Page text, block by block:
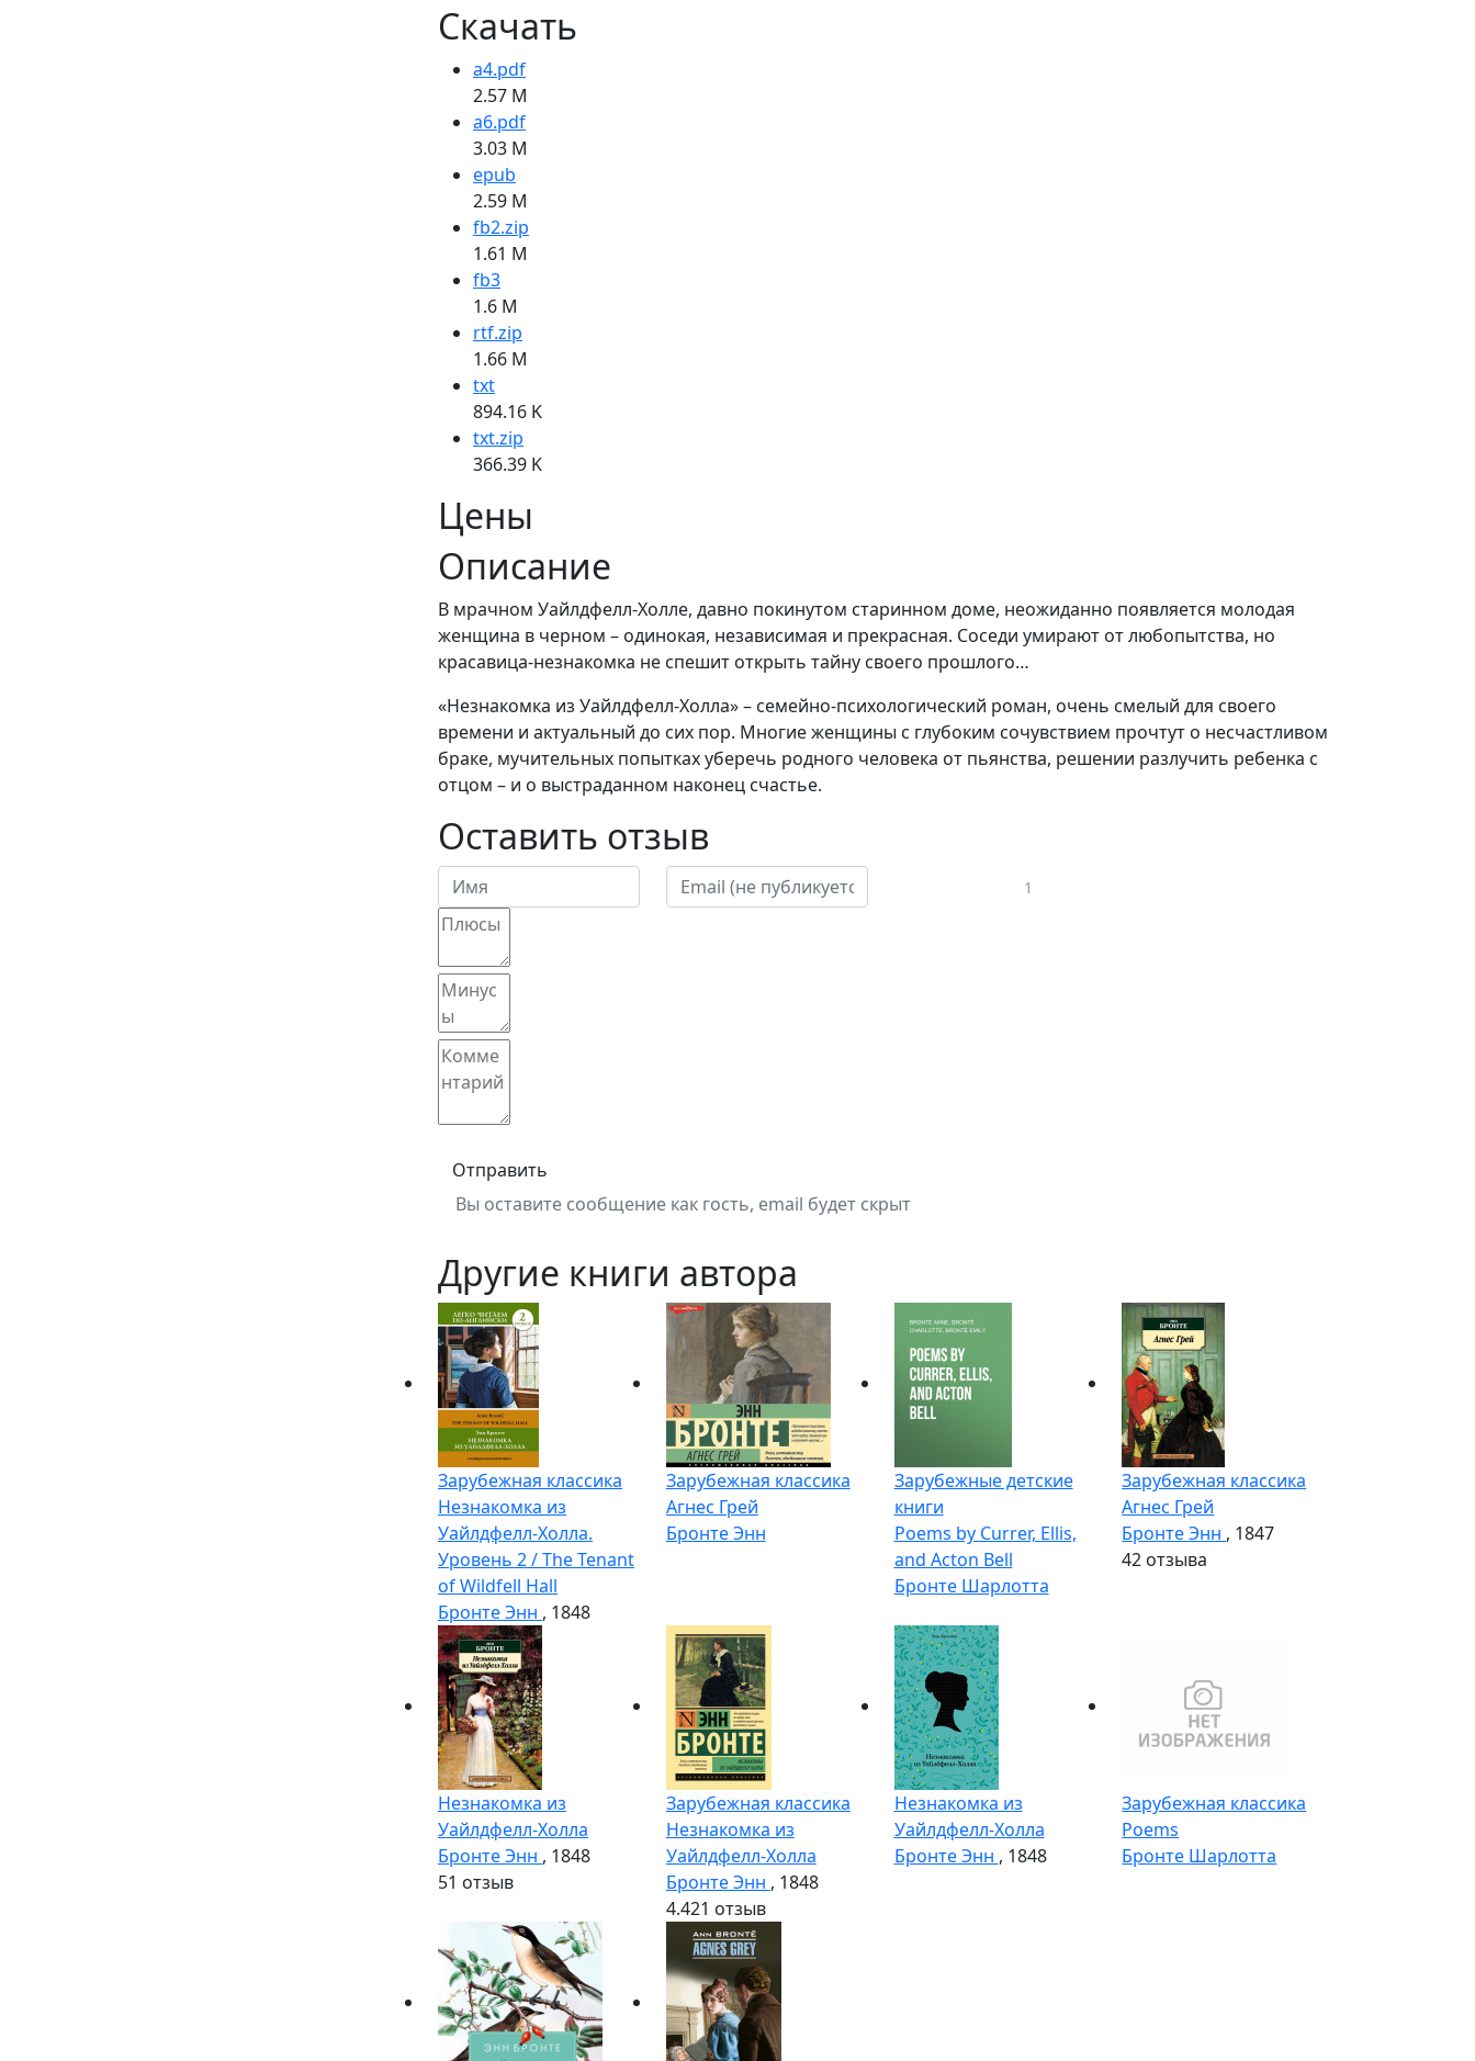
Скачать
a4.pdf
2.57 M
a6.pdf
3.03 M
epub
2.59 M
fb2.zip
1.61 M
fb3
1.6 M
rtf.zip
1.66 M
txt
894.16 K
txt.zip
366.39 K
Цены
Описание
В мрачном Уайлдфелл-Холле, давно покинутом старинном доме, неожиданно появляется молодая
женщина в черном – одинокая, независимая и прекрасная. Соседи умирают от любопытства, но
красавица-незнакомка не спешит открыть тайну своего прошлого…
«Незнакомка из Уайлдфелл-Холла» – семейно-психологический роман, очень смелый для своего
времени и актуальный до сих пор. Многие женщины с глубоким сочувствием прочтут о несчастливом
браке, мучительных попытках уберечь родного человека от пьянства, решении разлучить ребенка с
отцом – и о выстраданном наконец счастье.
Оставить отзыв
Отправить
Вы оставите сообщение как гость, email будет скрыт
1
Другие книги автора
Зарубежная классика
Незнакомка из
Уайлдфелл-Холла.
Уровень 2 / The Tenant
of Wildfell Hall
Бронте Энн , 1848
Зарубежная классика
Агнес Грей
Бронте Энн
Зарубежные детские
книги
Poems by Currer, Ellis,
and Acton Bell
Бронте Шарлотта
Зарубежная классика
Агнес Грей
Бронте Энн , 1847
42 отзыва
Незнакомка из
Уайлдфелл-Холла
Бронте Энн , 1848
51 отзыв
Зарубежная классика
Незнакомка из
Уайлдфелл-Холла
Бронте Энн , 1848
4.421 отзыв
Незнакомка из
Уайлдфелл-Холла
Бронте Энн , 1848
Зарубежная классика
Poems
Бронте Шарлотта